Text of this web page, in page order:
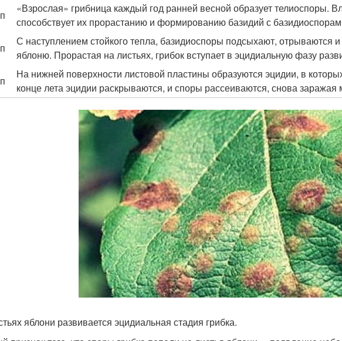
«Взрослая» грибница каждый год ранней весной образует телиоспоры.
способствует их прорастанию и формированию базидий с
С наступлением стойкого тепла, базидиоспоры подсыхают, отрываются
яблоню. Прорастая на листьях, грибок вступает в эцидиальную фазу
На нижней поверхности листовой пластины образуются эцидии, в
конце лета эцидии раскрываются, и споры рассеиваются, снова заражая
яблони развивается эцидиальная стадия грибка.